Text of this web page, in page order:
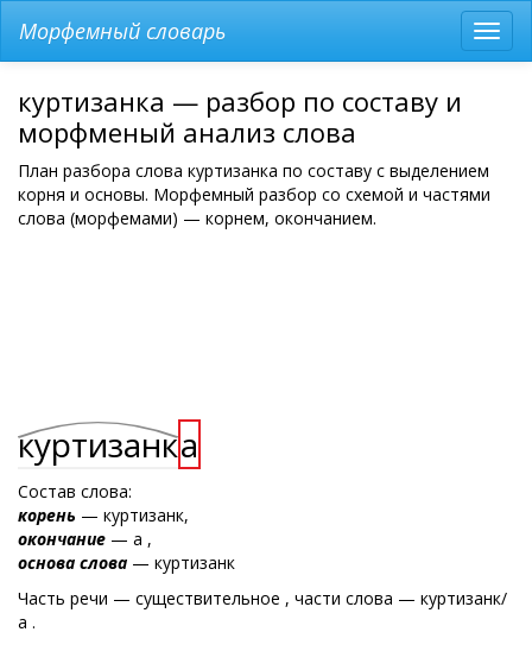
меню
Морфемный словарь
куртизанка — разбор по составу и
морфменый анализ слова
План разбора слова куртизанка по составу с выделением
корня и основы. Морфемный разбор со схемой и частями
слова (морфемами) — корнем, окончанием.
куртизанка
Состав слова:
корень — куртизанк,
окончание — а ,
основа слова — куртизанк
Часть речи — существительное , части слова — куртизанк/
а .